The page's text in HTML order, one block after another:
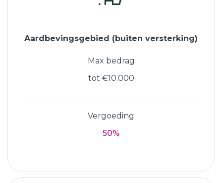
Aardbevingsgebied (buiten versterking)
Max bedrag
tot €10.000
Vergoeding
50%